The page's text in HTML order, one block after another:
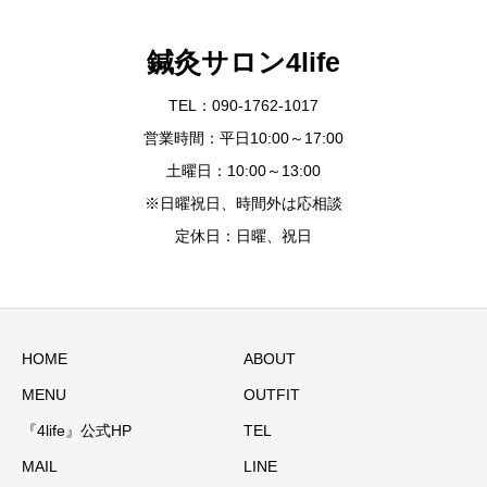
鍼灸サロン4life
TEL：090-1762-1017
営業時間：平日10:00～17:00
土曜日：10:00～13:00
※日曜祝日、時間外は応相談
定休日：日曜、祝日
HOME ABOUT
MENU OUTFIT
『4life』公式HP TEL
MAIL LINE